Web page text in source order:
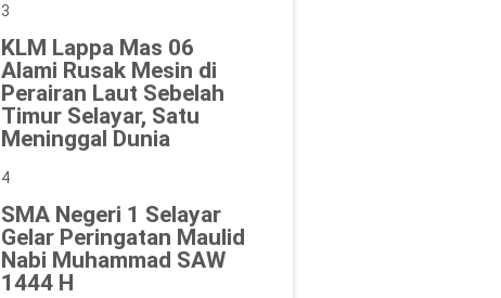
3
KLM Lappa Mas 06
Alami Rusak Mesin di
Perairan Laut Sebelah
Timur Selayar, Satu
Meninggal Dunia
4
SMA Negeri 1 Selayar
Gelar Peringatan Maulid
Nabi Muhammad SAW
1444 H